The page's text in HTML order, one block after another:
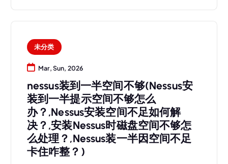
未分类
Mar, Sun, 2026
nessus装到一半空间不够(Nessus安
装到一半提示空间不够怎么
办？,Nessus安装空间不足如何解
决？,安装Nessus时磁盘空间不够怎
么处理？,Nessus装一半因空间不足
卡住咋整？)